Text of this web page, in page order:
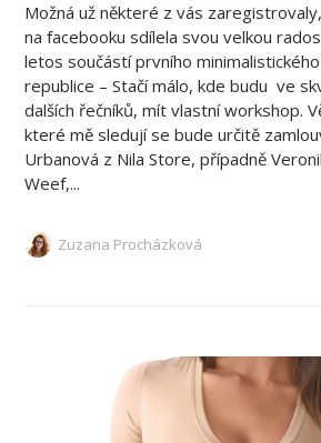
Možná už některé z vás
na facebooku sdílela svou velkou
letos součástí prvního
republice – Stačí málo, kde budu ve
dalších řečníků, mít vlastní workshop.
které mě sledují se bude určitě
Urbanová z Nila Store, případně
Weef,...
Zuzana Procházková